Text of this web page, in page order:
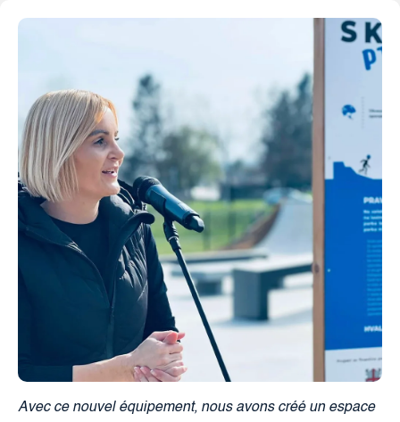
Avec ce nouvel équipement, nous avons créé un espace